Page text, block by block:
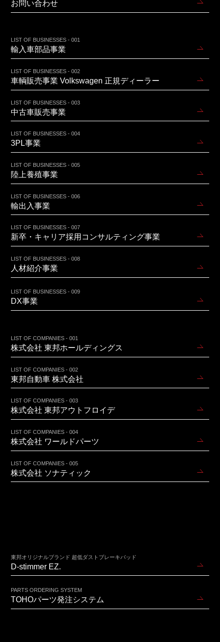
お問い合わせ
LIST OF BUSINESSES - 001
輸入車部品事業
LIST OF BUSINESSES - 002
車輌販売事業 Volkswagen 正規ディーラー
LIST OF BUSINESSES - 003
中古車販売事業
LIST OF BUSINESSES - 004
3PL事業
LIST OF BUSINESSES - 005
陸上養殖事業
LIST OF BUSINESSES - 006
輸出入事業
LIST OF BUSINESSES - 007
新卒・キャリア採用コンサルティング事業
LIST OF BUSINESSES - 008
人材紹介事業
LIST OF BUSINESSES - 009
DX事業
LIST OF COMPANIES - 001
株式会社 東邦ホールディングス
LIST OF COMPANIES - 002
東邦自動車 株式会社
LIST OF COMPANIES - 003
株式会社 東邦アウトフロイデ
LIST OF COMPANIES - 004
株式会社 ワールドパーツ
LIST OF COMPANIES - 005
株式会社 ソナティック
東邦オリジナルブランド 超低ダストブレーキパッド
D-stimmer EZ.
PARTS ORDERING SYSTEM
TOHOパーツ発注システム